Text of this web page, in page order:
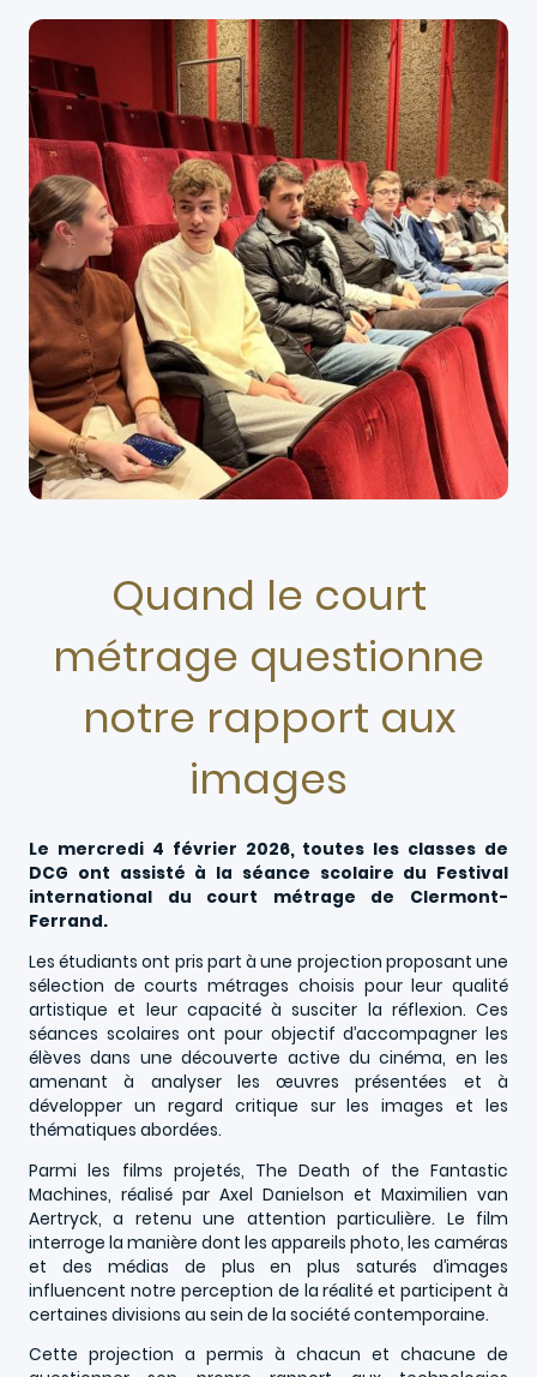
Quand le court
métrage questionne
notre rapport aux
images
Le mercredi 4 février 2026, toutes les classes de
DCG ont assisté à la séance scolaire du Festival
international du court métrage de Clermont-
Ferrand.
Les étudiants ont pris part à une projection proposant une
sélection de courts métrages choisis pour leur qualité
artistique et leur capacité à susciter la réflexion. Ces
séances scolaires ont pour objectif d’accompagner les
élèves dans une découverte active du cinéma, en les
amenant à analyser les œuvres présentées et à
développer un regard critique sur les images et les
thématiques abordées.
Parmi les films projetés, The Death of the Fantastic
Machines, réalisé par Axel Danielson et Maximilien van
Aertryck, a retenu une attention particulière. Le film
interroge la manière dont les appareils photo, les caméras
et des médias de plus en plus saturés d’images
influencent notre perception de la réalité et participent à
certaines divisions au sein de la société contemporaine.
Cette projection a permis à chacun et chacune de